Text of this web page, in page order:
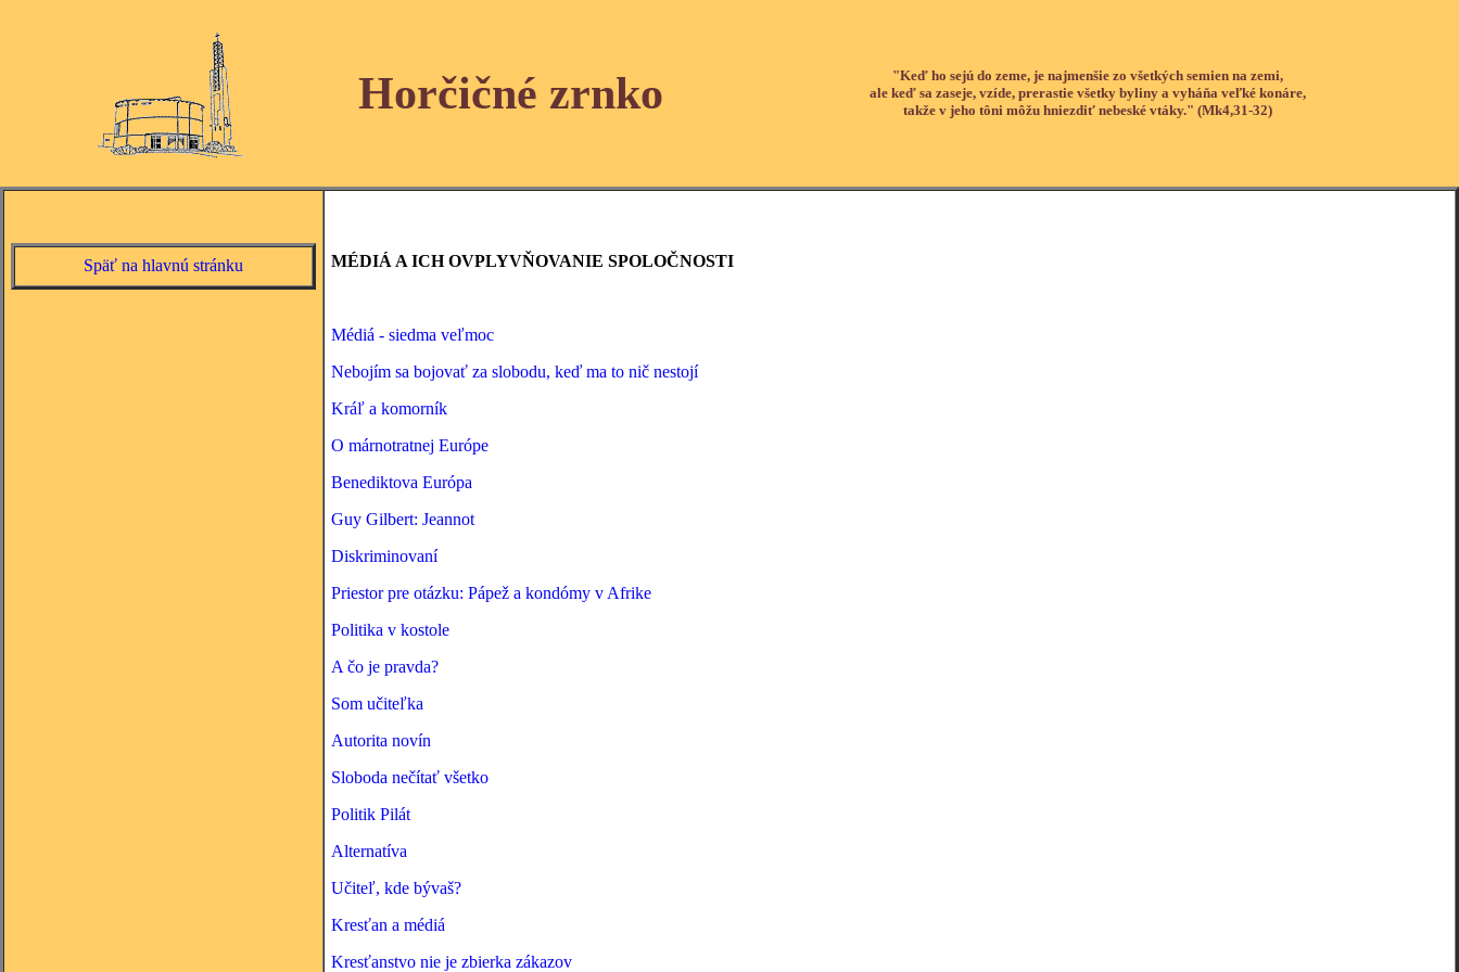
Horčičné zrnko
"Keď ho sejú do zeme, je najmenšie zo všetkých semien na zemi,
ale keď sa zaseje, vzíde, prerastie všetky byliny a vyháňa veľké konáre,
takže v jeho tôni môžu hniezdiť nebeské vtáky." (Mk4,31-32)
Späť na hlavnú stránku MÉDIÁ A ICH OVPLYVŇOVANIE SPOLOČNOSTI
Médiá - siedma veľmoc
Nebojím sa bojovať za slobodu, keď ma to nič nestojí
Kráľ a komorník
O márnotratnej Európe
Benediktova Európa
Guy Gilbert: Jeannot
Diskriminovaní
Priestor pre otázku: Pápež a kondómy v Afrike
Politika v kostole
A čo je pravda?
Som učiteľka
Autorita novín
Sloboda nečítať všetko
Politik Pilát
Alternatíva
Učiteľ, kde bývaš?
Kresťan a médiá
Kresťanstvo nie je zbierka zákazov